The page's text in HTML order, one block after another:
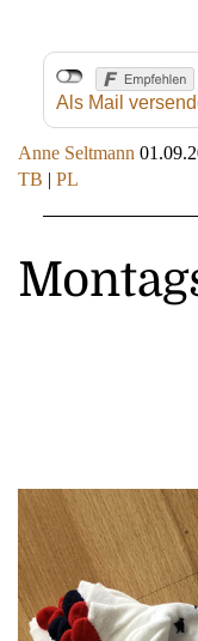
Als Mail
Anne Seltmann
TB | PL